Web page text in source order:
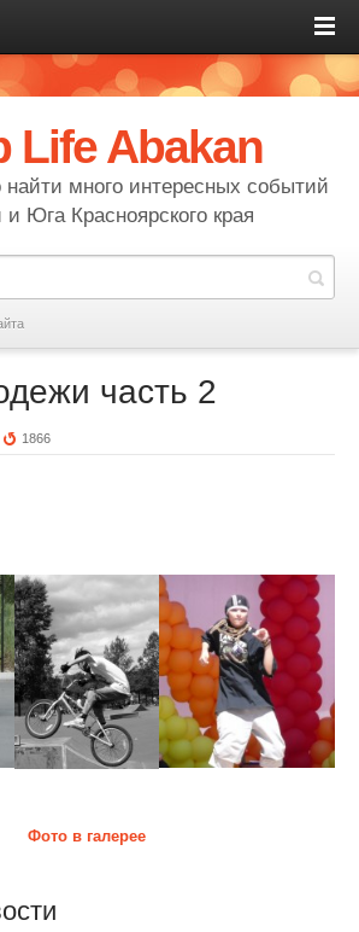
Life Abakan
найти много интересных событий
и Юга Красноярского края
часть 2
1866
Фото в галерее